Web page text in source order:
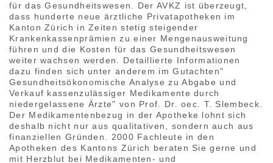
für das Gesundheitswesen. Der AVKZ ist überzeugt,
dass hunderte neue ärztliche Privatapotheken im
Kanton Zürich in Zeiten stetig steigender
Krankenkassenprämien zu einer Mengenausweitung
führen und die Kosten für das Gesundheitswesen
weiter wachsen werden. Detaillierte Informationen
dazu finden sich unter anderem im Gutachten"
Gesundheitsökonomische Analyse zu Abgabe und
Verkauf kassenzulässiger Medikamente durch
niedergelassene Ärzte" von Prof. Dr. oec. T. Slembeck.
Der Medikamentenbezug in der Apotheke lohnt sich
deshalb nicht nur aus qualitativen, sondern auch aus
finanziellen Gründen. 2000 Fachleute in den
Apotheken des Kantons Zürich beraten Sie gerne und
mit Herzblut bei Medikamenten- und